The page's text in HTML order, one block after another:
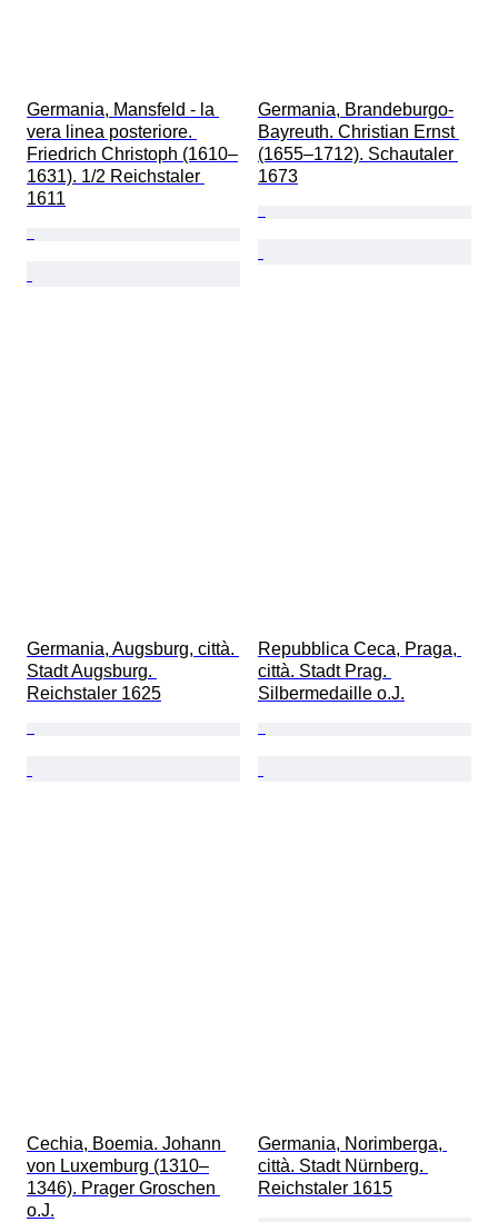
Germania, Mansfeld - la
vera linea posteriore.
Friedrich Christoph (1610–
1631). 1/2 Reichstaler
1611
Germania, Brandeburgo-
Bayreuth. Christian Ernst
(1655–1712). Schautaler
1673
Germania, Augsburg, città.
Stadt Augsburg.
Reichstaler 1625
Repubblica Ceca, Praga,
città. Stadt Prag.
Silbermedaille o.J.
Cechia, Boemia. Johann
von Luxemburg (1310–
1346). Prager Groschen
o.J.
Germania, Norimberga,
città. Stadt Nürnberg.
Reichstaler 1615